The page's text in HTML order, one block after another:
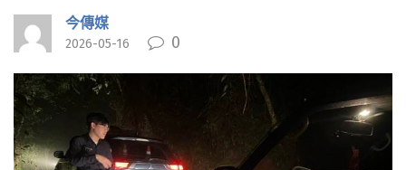
今傳媒
2026-05-16 0